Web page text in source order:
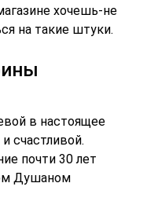
хочешь-не
на такие штуки.
в настоящее
счастливой.
почти 30 лет
Душаном